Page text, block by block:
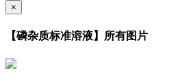
×
【磷杂质标准溶液】所有图片